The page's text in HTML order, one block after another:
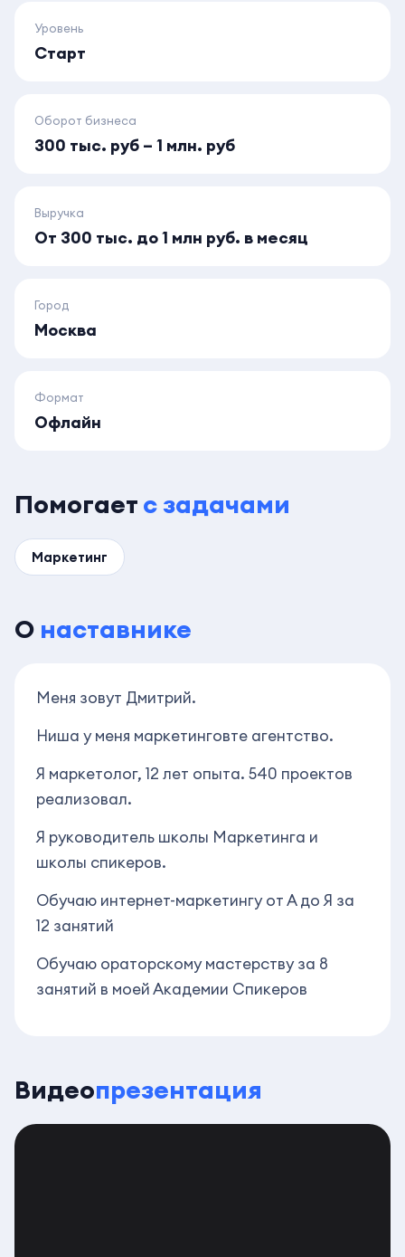
Уровень
Старт
Оборот бизнеса
300 тыс. руб – 1 млн. руб
Выручка
От 300 тыс. до 1 млн руб. в месяц
Город
Москва
Формат
Офлайн
Помогаетс задачами
Маркетинг
О наставнике
Меня зовут Дмитрий.
Ниша у меня маркетинговте агентство.
Я маркетолог, 12 лет опыта. 540 проектов
реализовал.
Я руководитель школы Маркетинга и
школы спикеров.
Обучаю интернет-маркетингу от А до Я за
12 занятий
Обучаю ораторскому мастерству за 8
занятий в моей Академии Спикеров
Видеопрезентация